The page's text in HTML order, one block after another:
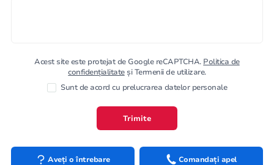
Acest site este protejat de Google reCAPTCHA. Politica de
confidențialitateși Termenii de utilizare.
Sunt de acord cu prelucrarea datelor personale
Trimite
Aveți o întrebare Comandați apel